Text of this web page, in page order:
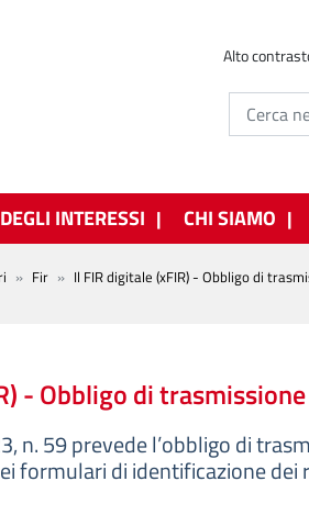
Alto
INTERESSI CHI SIAMO
Fir Il FIR digitale (xFIR) - Obbligo di
- Obbligo di
n. 59 prevede l’obbligo di
formulari di identificazione dei